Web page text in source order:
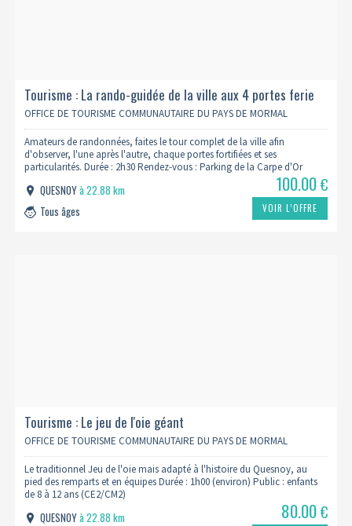
Tourisme : La rando-guidée de la ville aux 4 portes ferie
OFFICE DE TOURISME COMMUNAUTAIRE DU PAYS DE MORMAL
Amateurs de randonnées, faites le tour complet de la ville afin
d'observer, l'une après l'autre, chaque portes fortifiées et ses
particularités. Durée : 2h30 Rendez-vous : Parking de la Carpe d'Or
QUESNOYà 22.88 km
Tous âges
100.00€
VOIR L’OFFRE
Tourisme : Le jeu de l'oie géant
OFFICE DE TOURISME COMMUNAUTAIRE DU PAYS DE MORMAL
Le traditionnel Jeu de l'oie mais adapté à l'histoire du Quesnoy, au
pied des remparts et en équipes Durée : 1h00 (environ) Public : enfants
de 8 à 12 ans (CE2/CM2)
QUESNOYà 22.88 km
80.00€